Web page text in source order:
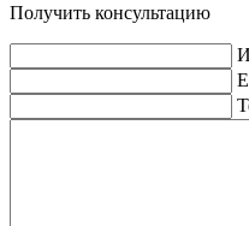
Получить консультацию